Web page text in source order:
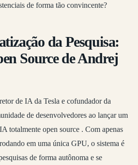
de forma tão convincente?
da Pesquisa:
Source de Andrej
de IA da Tesla e cofundador da
de desenvolvedores ao lançar um
totalmente open source . Com apenas
em uma única GPU, o sistema é
de forma autônoma e se